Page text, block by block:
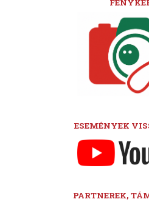
ESEMÉNYEK
PARTNEREK,